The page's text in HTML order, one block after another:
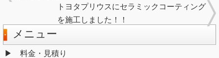
トヨタプリウスにセラミックコーティング
を施工しました！！
メニュー
料金・見積り